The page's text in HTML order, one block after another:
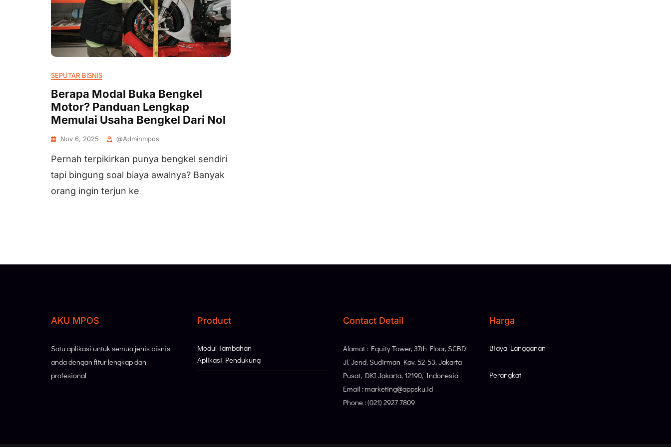
SEPUTAR BISNIS
Berapa Modal Buka Bengkel
Motor? Panduan Lengkap
Memulai Usaha Bengkel Dari Nol
Nov 6, 2025 @adminmpos
Pernah terpikirkan punya bengkel sendiri
tapi bingung soal biaya awalnya? Banyak
orang ingin terjun ke
AKU MPOS
Satu aplikasi untuk semua jenis bisnis
anda dengan fitur lengkap dan
profesional
Product
Modul Tambahan
Aplikasi Pendukung
Contact Detail
Alamat : Equity Tower, 37th Floor, SCBD
Jl. Jend. Sudirman Kav. 52-53, Jakarta
Pusat, DKI Jakarta, 12190, Indonesia
Email : marketing@appsku.id
Phone : (021) 2927 7809
Harga
Biaya Langganan
Perangkat